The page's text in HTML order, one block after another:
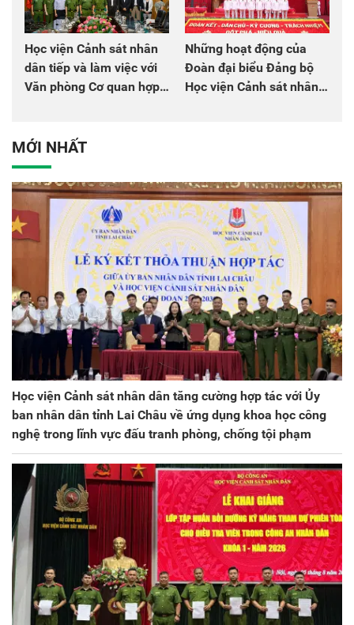
Học viện Cảnh sát nhân
dân tiếp và làm việc với
Văn phòng Cơ quan hợp
Những hoạt động của
Đoàn đại biểu Đảng bộ
Học viện Cảnh sát nhân
MỚI NHẤT
Học viện Cảnh sát nhân dân tăng cường hợp tác với Ủy
ban nhân dân tỉnh Lai Châu về ứng dụng khoa học công
nghệ trong lĩnh vực đấu tranh phòng, chống tội phạm